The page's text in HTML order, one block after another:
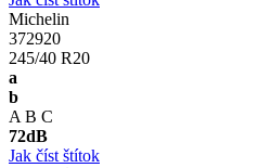
Michelin
372920
245/40 R20
a
b
A B C
72dB
Jak číst štítok